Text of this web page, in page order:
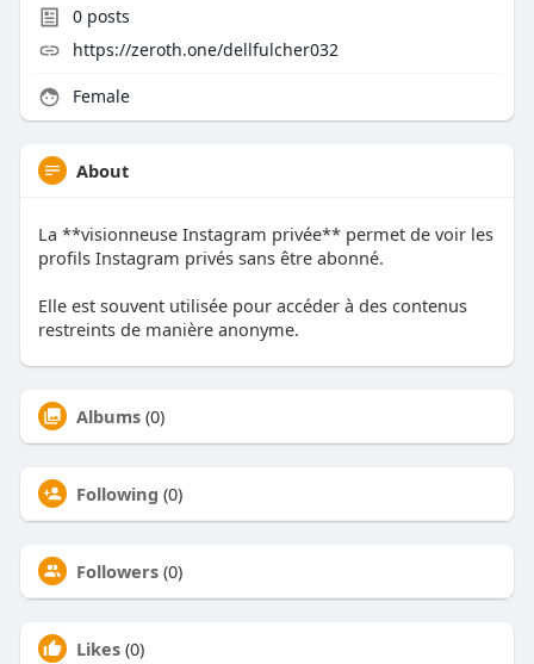
0posts
https://zeroth.one/dellfulcher032
Female
About
La **visionneuse Instagram privée** permet de voir les
profils Instagram privés sans être abonné.
Elle est souvent utilisée pour accéder à des contenus
restreints de manière anonyme.
Albums (0)
Following (0)
Followers (0)
Likes (0)